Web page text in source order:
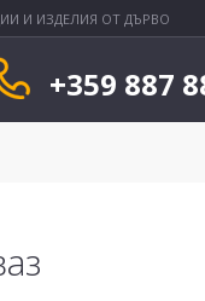
И ИЗДЕЛИЯ ОТ ДЪРВО
+359 887